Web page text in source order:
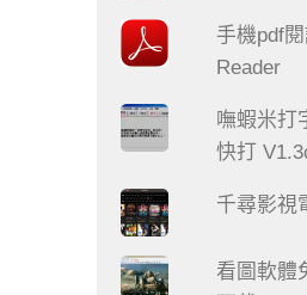
手機pdf
Reader
嘸蝦米打
快打
千尋影視
看圖軟體